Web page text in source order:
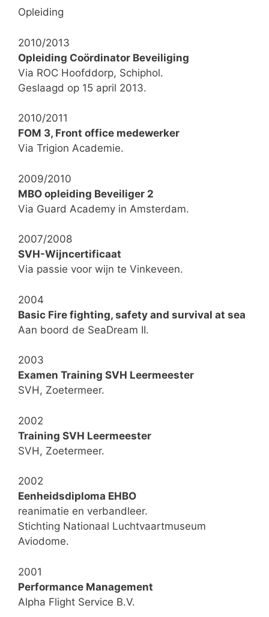
Opleiding
2010/2013
Opleiding Coördinator Beveiliging
Via ROC Hoofddorp, Schiphol.
Geslaagd op 15 april 2013.
2010/2011
FOM 3, Front office medewerker
Via Trigion Academie.
2009/2010
MBO opleiding Beveiliger 2
Via Guard Academy in Amsterdam.
2007/2008
SVH-Wijncertificaat
Via passie voor wijn te Vinkeveen.
2004
Basic Fire fighting, safety and survival at sea
Aan boord de SeaDream II.
2003
Examen Training SVH Leermeester
SVH, Zoetermeer.
2002
Training SVH Leermeester
SVH, Zoetermeer.
2002
Eenheidsdiploma EHBO
reanimatie en verbandleer.
Stichting Nationaal Luchtvaartmuseum
Aviodome.
2001
Performance Management
Alpha Flight Service B.V.